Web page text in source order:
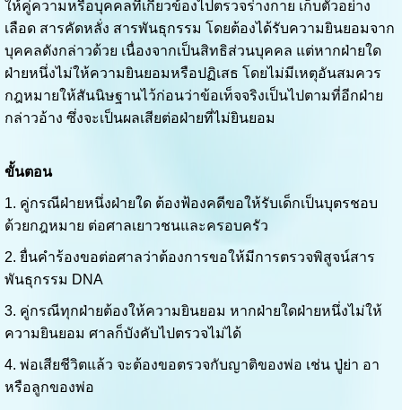
ให้คู่ความหรือบุคคลที่เกี่ยวข้องไปตรวจร่างกาย เก็บตัวอย่าง
เลือด สารคัดหลั่ง สารพันธุกรรม โดยต้องได้รับความยินยอมจาก
บุคคลดังกล่าวด้วย เนื่องจากเป็นสิทธิส่วนบุคคล แต่หากฝ่ายใด
ฝ่ายหนึ่งไม่ให้ความยินยอมหรือปฏิเสธ โดยไม่มีเหตุอันสมควร
กฎหมายให้สันนิษฐานไว้ก่อนว่าข้อเท็จจริงเป็นไปตามที่อีกฝ่าย
กล่าวอ้าง ซึ่งจะเป็นผลเสียต่อฝ่ายที่ไม่ยินยอม
ขั้นตอน
1. คู่กรณีฝ่ายหนึ่งฝ่ายใด ต้องฟ้องคดีขอให้รับเด็กเป็นบุตรชอบ
ด้วยกฎหมาย ต่อศาลเยาวชนและครอบครัว
2. ยื่นคำร้องขอต่อศาลว่าต้องการขอให้มีการตรวจพิสูจน์สาร
พันธุกรรม DNA
3. คู่กรณีทุกฝ่ายต้องให้ความยินยอม หากฝ่ายใดฝ่ายหนึ่งไม่ให้
ความยินยอม ศาลก็บังคับไปตรวจไม่ได้
4. พ่อเสียชีวิตแล้ว จะต้องขอตรวจกับญาติของพ่อ เช่น ปู่ย่า อา
หรือลูกของพ่อ